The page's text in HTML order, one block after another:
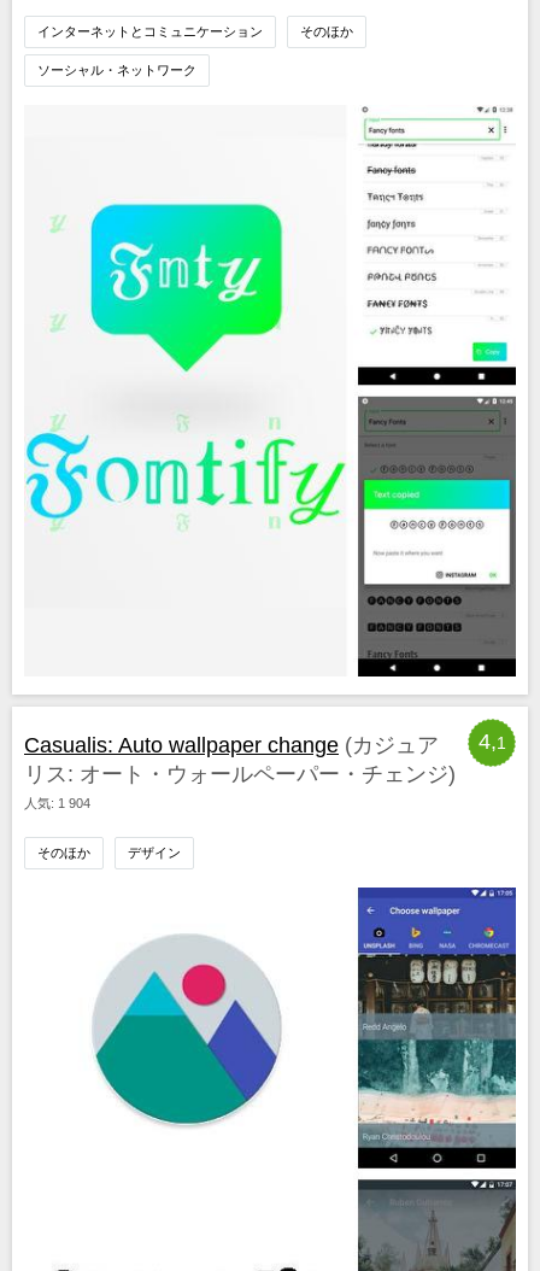
インターネットとコミュニケーション そのほか
ソーシャル・ネットワーク
4,1
Casualis: Auto wallpaper change (カジュア
リス: オート・ウォールペーパー・チェンジ)
人気: 1 904
そのほか デザイン